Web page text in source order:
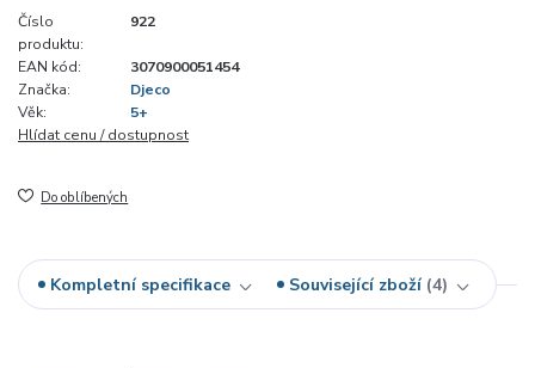
Číslo
produktu:
922
EAN kód:
3070900051454
Značka:
Djeco
Věk:
5+
Hlídat cenu / dostupnost
Do oblíbených
Kompletní specifikace Související zboží 4